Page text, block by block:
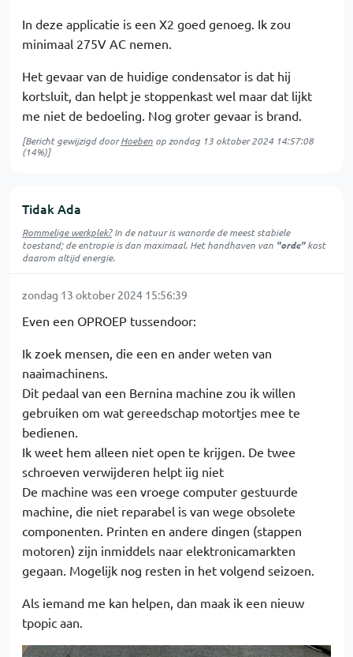
In deze applicatie is een X2 goed genoeg. Ik zou
minimaal 275V AC nemen.
Het gevaar van de huidige condensator is dat hij
kortsluit, dan helpt je stoppenkast wel maar dat lijkt
me niet de bedoeling. Nog groter gevaar is brand.
[Bericht gewijzigd doorHoeben op zondag 13 oktober 2024 14:57:08
(14%)]
Tidak Ada
Rommelige werkplek?In de natuur iswanordede meest stabiele
toestand; de entropie is dan maximaal. Het handhaven van "orde"kost
daarom altijd energie.
zondag 13 oktober 2024 15:56:39
Even een OPROEP tussendoor:
Ik zoek mensen, die een en ander weten van
naaimachinens.
Dit pedaal van een Bernina machine zou ik willen
gebruiken om wat gereedschap motortjes mee te
bedienen.
Ik weet hem alleen niet open te krijgen. De twee
schroeven verwijderen helpt iig niet
De machine was een vroege computer gestuurde
machine, die niet reparabel is van wege obsolete
componenten. Printen en andere dingen (stappen
motoren) zijn inmiddels naar elektronicamarkten
gegaan. Mogelijk nog resten in het volgend seizoen.
Als iemand me kan helpen, dan maak ik een nieuw
tpopic aan.